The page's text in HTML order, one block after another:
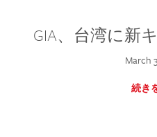
GIA、台湾に新
March
続き